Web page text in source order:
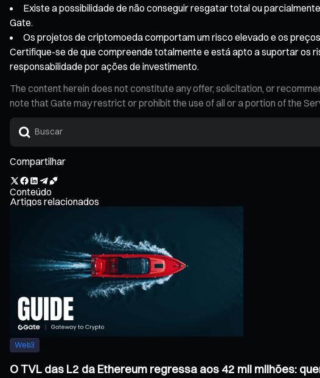
Existe a possibilidade de não conseguir resgatar total ou
Gate.
Os projetos de criptomoeda comportam um risco elevado e os
Certifique-se de que compreende totalmente e está apto a suportar os
responsabilidade por ações de investimento.
The content herein does not constitute any offer, solicitation, or
note that Gate may restrict or prohibit the use of all or a portion of the
Compartilhar
Conteúdo
Artigos relacionados
Web3
O TVL das L2 da Ethereum regressa aos 42 mil milhões: